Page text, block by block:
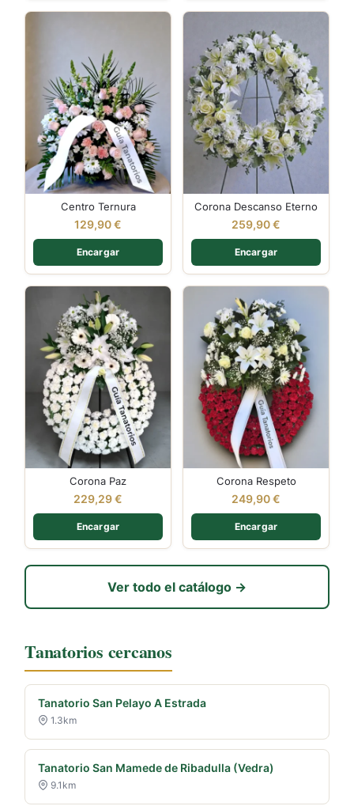
Centro Ternura
129,90€
Encargar
Corona Descanso Eterno
259,90€
Encargar
Corona Paz
229,29€
Encargar
Corona Respeto
249,90€
Encargar
Ver todo el catálogo →
Tanatorios cercanos
Tanatorio San Pelayo A Estrada
1.3km
Tanatorio San Mamede de Ribadulla (Vedra)
9.1km